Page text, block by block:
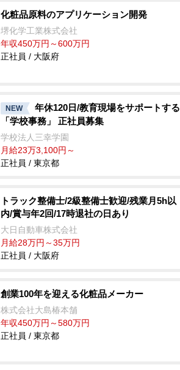
化粧品原料のアプリケーション開発
堺化学工業株式会社
年収450万円～600万円
正社員 / 大阪府
NEW
年休120日/教育現場をサポートする
「学校事務」 正社員募集
学校法人三幸学園
月給23万3,100円～
正社員 / 東京都
トラック整備士/2級整備士歓迎/残業月5h以
内/賞与年2回/17時退社の日あり
大日自動車株式会社
月給28万円～35万円
正社員 / 大阪府
創業100年を迎える化粧品メーカー
株式会社大島椿本舗
年収450万円～580万円
正社員 / 東京都